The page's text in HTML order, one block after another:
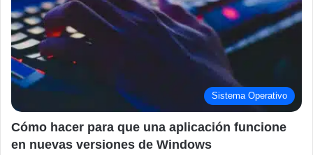
Sistema Operativo
Cómo hacer para que una aplicación funcione
en nuevas versiones de Windows